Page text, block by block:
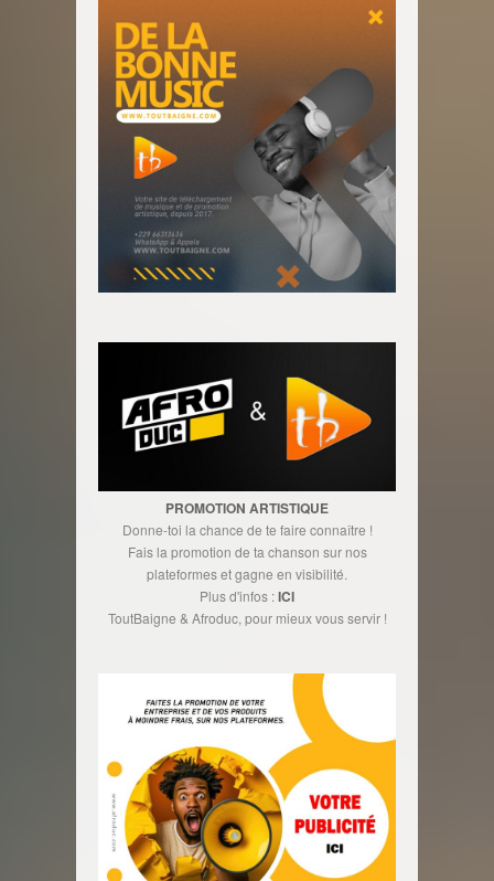
PROMOTION ARTISTIQUE
Donne-toi la chance de te faire connaître !
Fais la promotion de ta chanson sur nos
plateformes et gagne en visibilité.
Plus d'infos :ICI
ToutBaigne & Afroduc, pour mieux vous servir !